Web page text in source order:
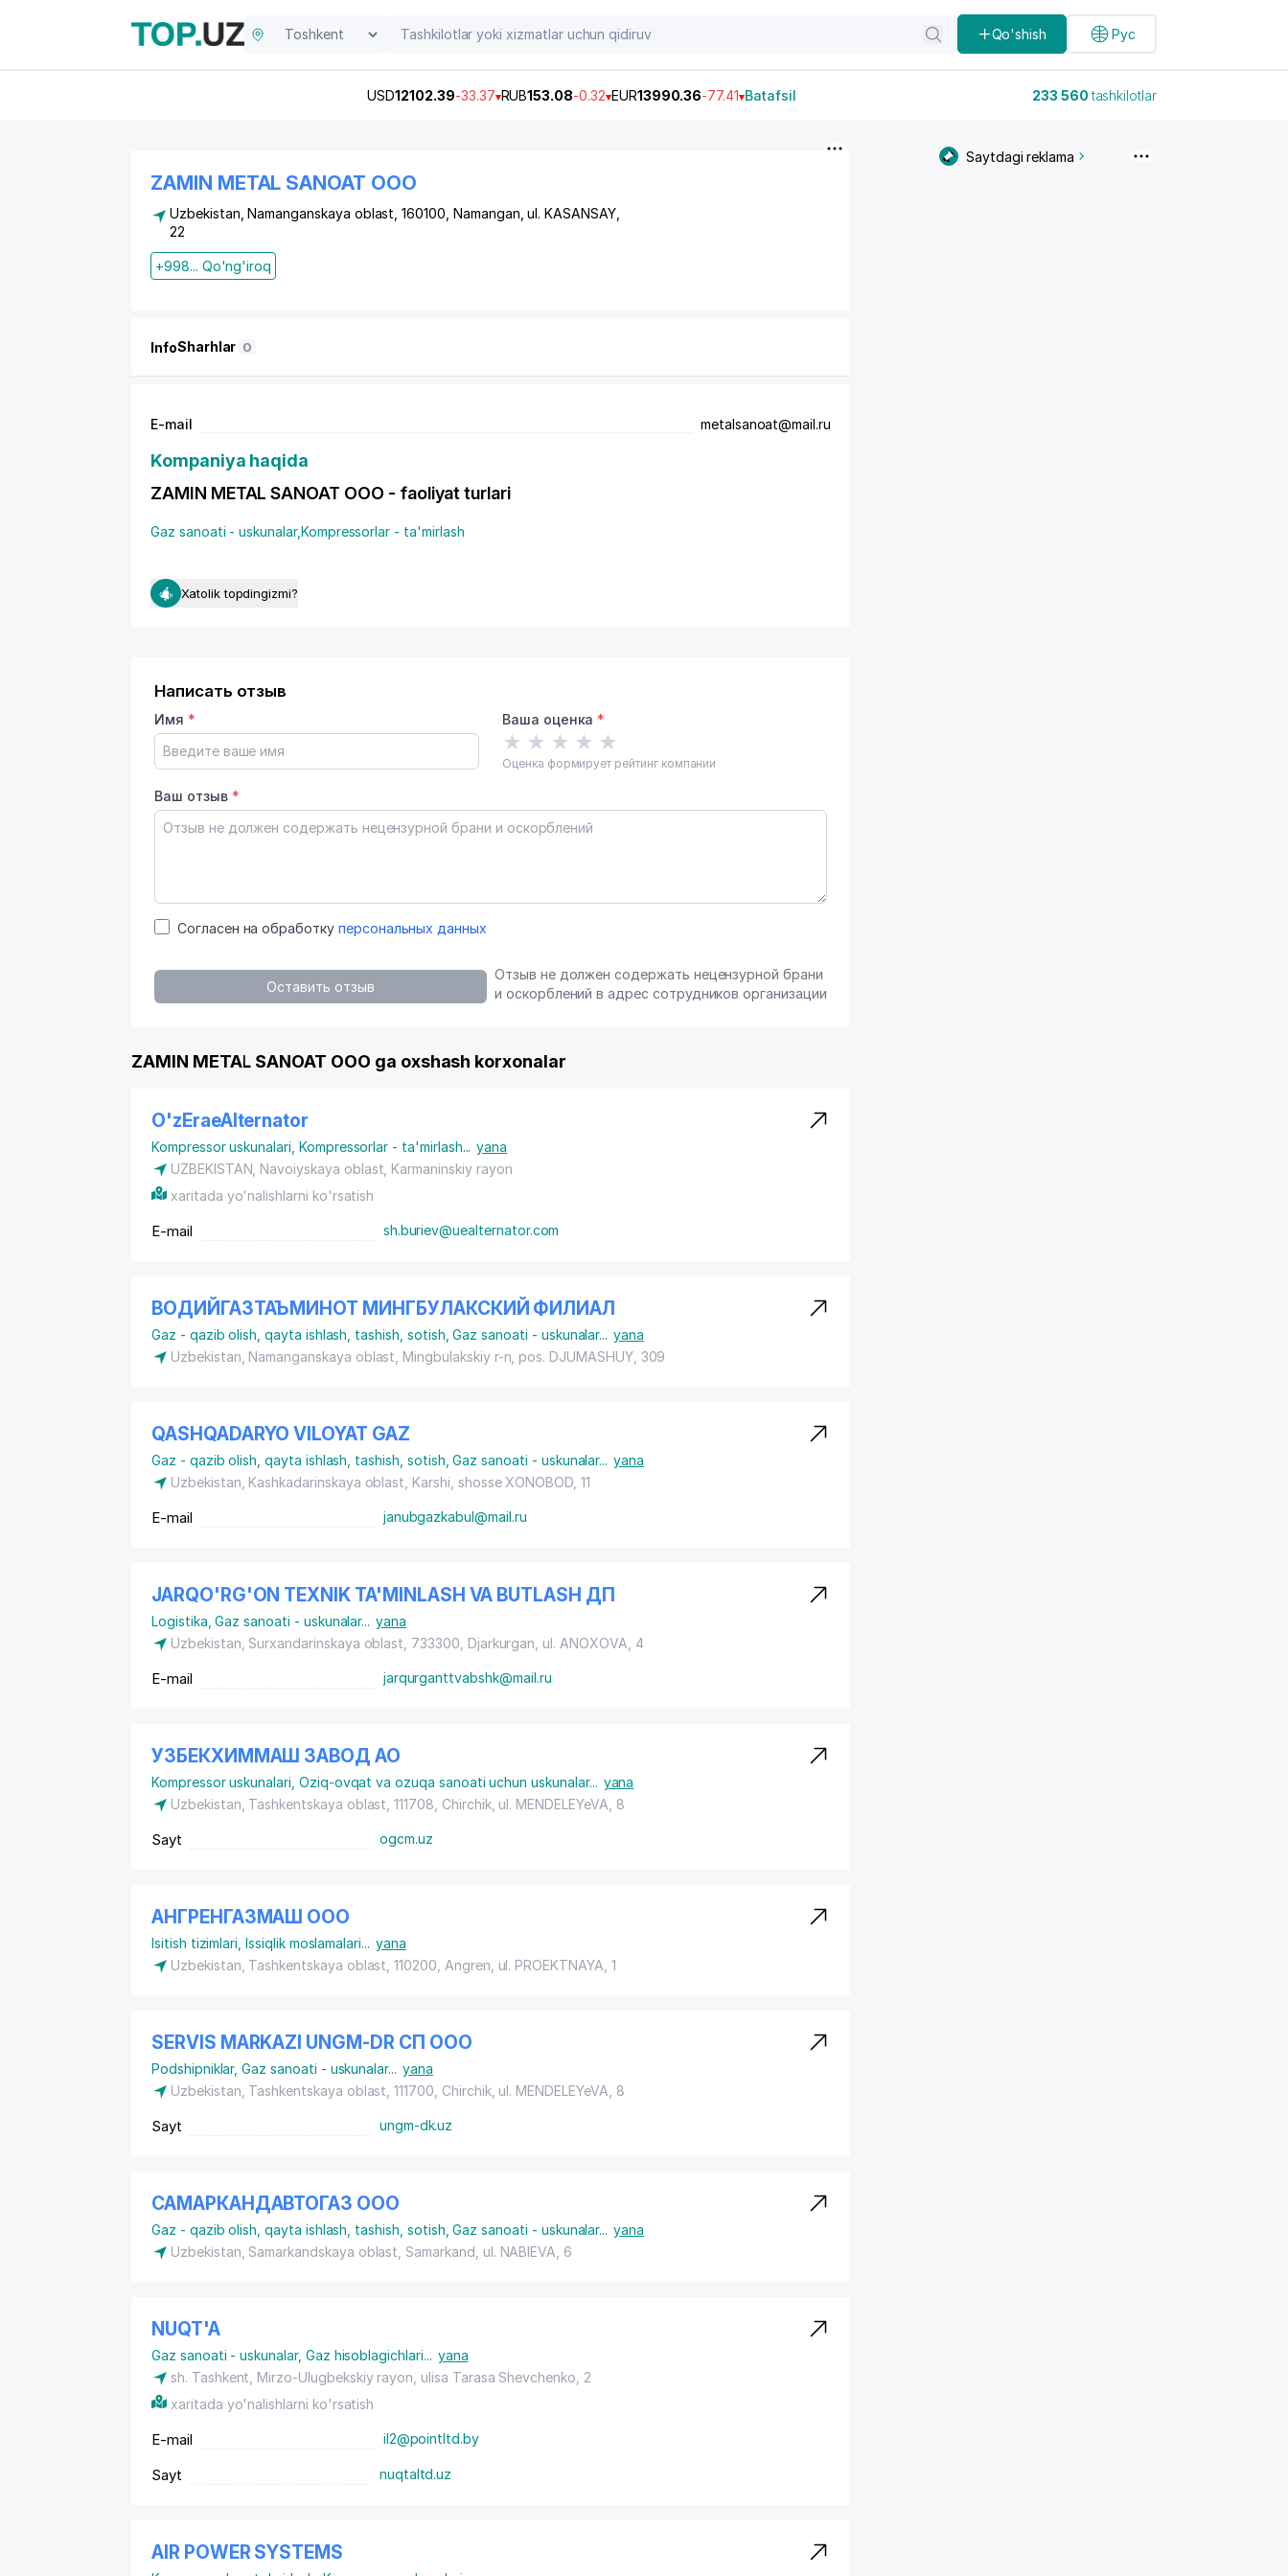
Qo'shish Рус
USD12102.39-33.37 RUB153.08-0.32 EUR13990.36-77.41 Batafsil 233 560tashkilotlar
ZAMIN METAL SANOAT OOO
Uzbekistan, Namanganskaya oblast, 160100, Namangan, ul. KASANSAY,
22
+998... Qo'ng'iroq
InfoSharhlar 0
E-mail metalsanoat@mail.ru
Kompaniya haqida
ZAMIN METAL SANOAT OOO - faoliyat turlari
Gaz sanoati - uskunalar,Kompressorlar - ta'mirlash
Xatolik topdingizmi?
Написать отзыв
Имя * Ваша оценка *
★ ★ ★ ★ ★
Оценка формирует рейтинг компании
Ваш отзыв *
Согласен на обработку персональных данных
Оставить отзыв
Отзыв не должен содержать нецензурной брани
и оскорблений в адрес сотрудников организации
ZAMIN METAL SANOAT OOO ga oxshash korxonalar
O'zEraeAlternator
Kompressor uskunalari Kompressorlar - ta'mirlash... yana
UZBEKISTAN, Navoiyskaya oblast, Karmaninskiy rayon
xaritada yo'nalishlarni ko'rsatish
E-mail sh.buriev@uealternator.com
ВОДИЙГАЗТАЪМИНОТ МИНГБУЛАКСКИЙ ФИЛИАЛ
Gaz - qazib olish, qayta ishlash, tashish, sotish ,Gaz sanoati - uskunalar... yana
Uzbekistan, Namanganskaya oblast, Mingbulakskiy r-n, pos. DJUMASHUY, 309
QASHQADARYO VILOYAT GAZ
Gaz - qazib olish, qayta ishlash, tashish, sotish ,Gaz sanoati - uskunalar... yana
Uzbekistan, Kashkadarinskaya oblast, Karshi, shosse XONOBOD , 11
E-mail janubgazkabul@mail.ru
JARQO'RG'ON TEXNIK TA'MINLASH VA BUTLASH ДП
Logistika ,Gaz sanoati - uskunalar... yana
Uzbekistan, Surxandarinskaya oblast, 733300, Djarkurgan, ul. ANOXOVA , 4
E-mail jarqurganttvabshk@mail.ru
УЗБЕКХИММАШ ЗАВОД АО
Kompressor uskunalari Oziq-ovqat va ozuqa sanoati uchun uskunalar... yana
Uzbekistan, Tashkentskaya oblast, 111708, Chirchik, ul. MENDELEYeVA , 8
Sayt ogcm.uz
АНГРЕНГАЗМАШ ООО
Isitish tizimlari ,Issiqlik moslamalari... yana
Uzbekistan, Tashkentskaya oblast, 110200, Angren, ul. PROEKTNAYA , 1
SERVIS MARKAZI UNGM-DR СП ООО
Podshipniklar,Gaz sanoati - uskunalar... yana
Uzbekistan, Tashkentskaya oblast, 111700, Chirchik, ul. MENDELEYeVA , 8
Sayt ungm-dk.uz
САМАРКАНДАВТОГАЗ ООО
Gaz - qazib olish, qayta ishlash, tashish, sotish ,Gaz sanoati - uskunalar... yana
Uzbekistan, Samarkandskaya oblast, Samarkand, ul. NABIEVA, 6
NUQT'A
Gaz sanoati - uskunalar, Gaz hisoblagichlari... yana
sh. Tashkent, Mirzo-Ulugbekskiy rayon , ulisa Tarasa Shevchenko, 2
xaritada yo'nalishlarni ko'rsatish
E-mail il2@pointltd.by
Sayt nuqtaltd.uz
AIR POWER SYSTEMS
Saytdagi reklama